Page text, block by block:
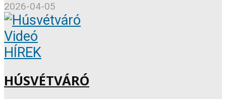
2026-04-05
Videó
HÍREK
HÚSVÉTVÁRÓ